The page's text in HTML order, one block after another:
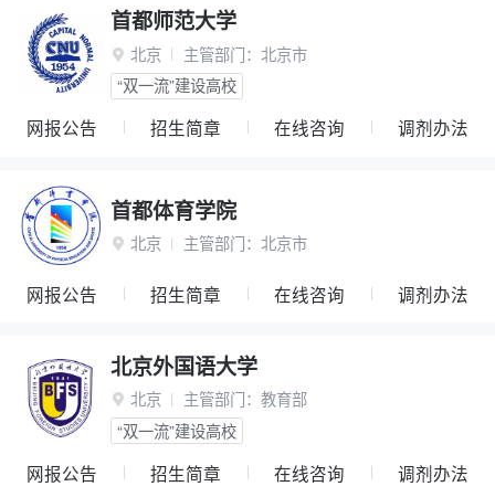
首都师范大学
 北京 主管部门： 北京市
“双一流”建设高校
网报公告 招生简章 在线咨询 调剂办法
首都体育学院
 北京 主管部门： 北京市
网报公告 招生简章 在线咨询 调剂办法
北京外国语大学
 北京 主管部门： 教育部
“双一流”建设高校
网报公告 招生简章 在线咨询 调剂办法